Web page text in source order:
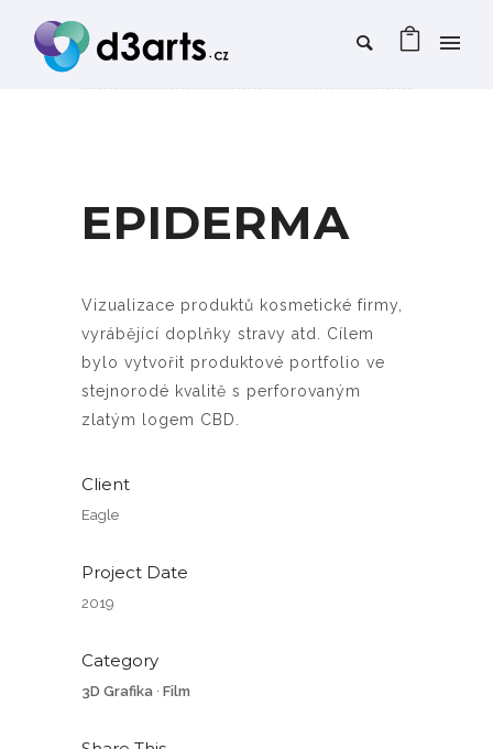
EPIDERMA
Vizualizace produktů kosmetické firmy,
vyrábějící doplňky stravy atd. Cílem
bylo vytvořit produktové portfolio ve
stejnorodé kvalitě s perforovaným
zlatým logem CBD.
Client
Eagle
Project Date
2019
Category
3D Grafika · Film